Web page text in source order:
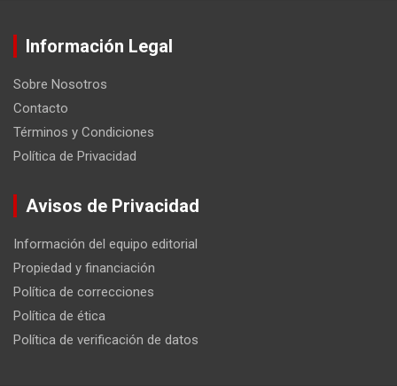
Información Legal
Sobre Nosotros
Contacto
Términos y Condiciones
Política de Privacidad
Avisos de Privacidad
Información del equipo editorial
Propiedad y financiación
Política de correcciones
Política de ética
Política de verificación de datos